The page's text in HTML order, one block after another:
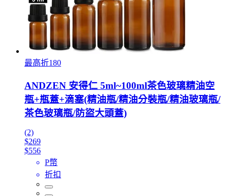
最高折180
ANDZEN 安得仁 5ml~100ml茶色玻璃精油空
瓶+瓶蓋+滴塞(精油瓶/精油分裝瓶/精油玻璃瓶/
茶色玻璃瓶/防盜大頭蓋)
(2)
$269
$556
P幣
折扣